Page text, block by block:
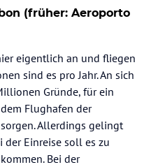
(früher: Aeroporto
eigentlich an und fliegen
sind es pro Jahr. An sich
Gründe, für ein
Flughafen der
Allerdings gelingt
der Einreise soll es zu
Bei der